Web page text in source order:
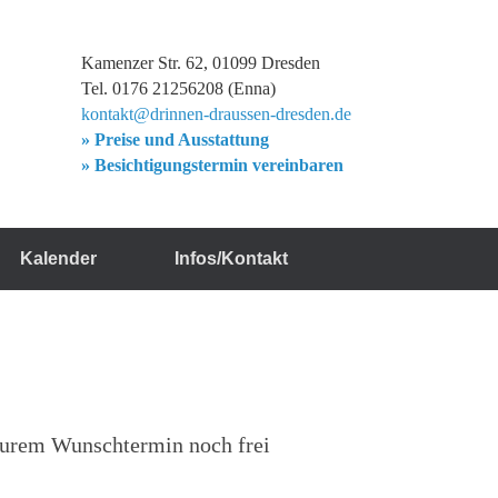
Kamenzer Str. 62, 01099 Dresden
Tel. 0176 21256208 (Enna)
kontakt@drinnen-draussen-dresden.de
» Preise und Ausstattung
» Besichtigungstermin vereinbaren
Kalender Infos/Kontakt
Wunschtermin noch frei